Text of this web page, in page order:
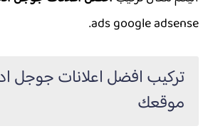
ads google adsense.
تركيب افضل اعلانات جوجل
موقعك